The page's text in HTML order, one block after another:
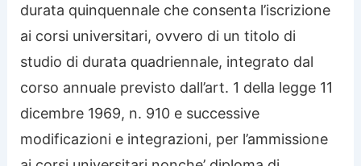
durata quinquennale che consenta l’iscrizione
ai corsi universitari, ovvero di un titolo di
studio di durata quadriennale, integrato dal
corso annuale previsto dall’art. 1 della legge 11
dicembre 1969, n. 910 e successive
modificazioni e integrazioni, per l’ammissione